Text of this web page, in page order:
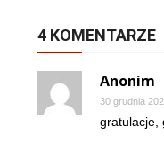
4 KOMENTARZE
Anonim
30 grudnia
gratulacje,